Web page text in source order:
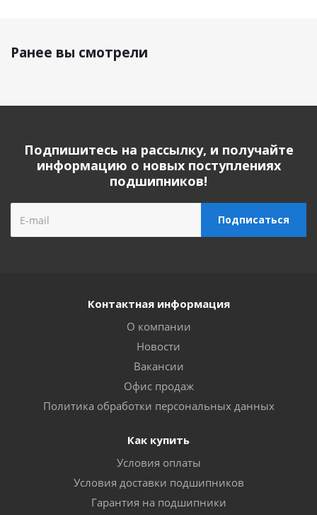
Ранее вы смотрели
Подпишитесь на рассылку, и получайте
информацию о новых поступлениях
подшипников!
Контактная информация
О компании
Новости
Вакансии
Офис продаж
Политика обработки персональных данных
Как купить
Условия оплаты
Условия доставки подшипников
Гарантия на подшипники